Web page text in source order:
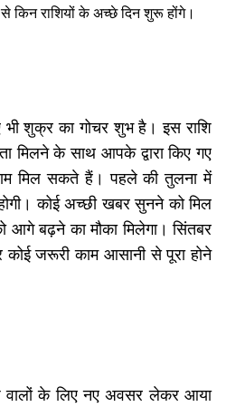
किन राशियों के अच्छे दिन शुरू होंगे।
शुक्र का गोचर शुभ है। इस राशि
मिलने के साथ आपके द्वारा किए गए
मिल सकते हैं। पहले की तुलना में
कोई अच्छी खबर सुनने को मिल
आगे बढ़ने का मौका मिलेगा। सिंतबर
जरूरी काम आसानी से पूरा होने
वालों के लिए नए अवसर लेकर आया